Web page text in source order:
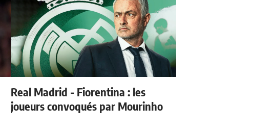
Real Madrid - Fiorentina : les
joueurs convoqués par Mourinho